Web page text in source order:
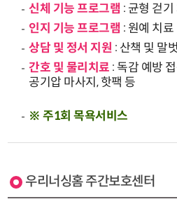
신체 기능 프로그램 : 균형 걷기
인지 기능 프로그램 : 원예 치료
상담 및 정서 지원 : 산책 및 말
간호 및 물리치료 : 독감 예방
공기압 마사지, 핫팩 등
※ 주1회 목욕서비스
우리너싱홈 주간보호센터